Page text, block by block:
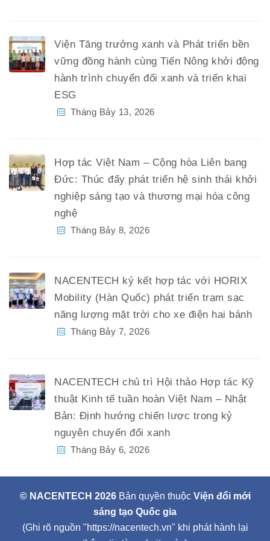
Viện Tăng trưởng xanh và Phát triển bền
vững đồng hành cùng Tiến Nông khởi động
hành trình chuyển đổi xanh và triển khai
ESG
Tháng Bảy 13, 2026
Hợp tác Việt Nam – Cộng hòa Liên bang
Đức: Thúc đẩy phát triển hệ sinh thái khởi
nghiệp sáng tạo và thương mại hóa công
nghệ
Tháng Bảy 8, 2026
NACENTECH ký kết hợp tác với HORIX
Mobility (Hàn Quốc) phát triển trạm sạc
năng lượng mặt trời cho xe điện hai bánh
Tháng Bảy 7, 2026
NACENTECH chủ trì Hội thảo Hợp tác Kỹ
thuật Kinh tế tuần hoàn Việt Nam – Nhật
Bản: Định hướng chiến lược trong kỷ
nguyên chuyển đổi xanh
Tháng Bảy 6, 2026
© NACENTECH 2026Bản quyền thuộc Viện đổi mới
sáng tạo Quốc gia
(Ghi rõ nguồn "https://nacentech.vn" khi phát hành lại